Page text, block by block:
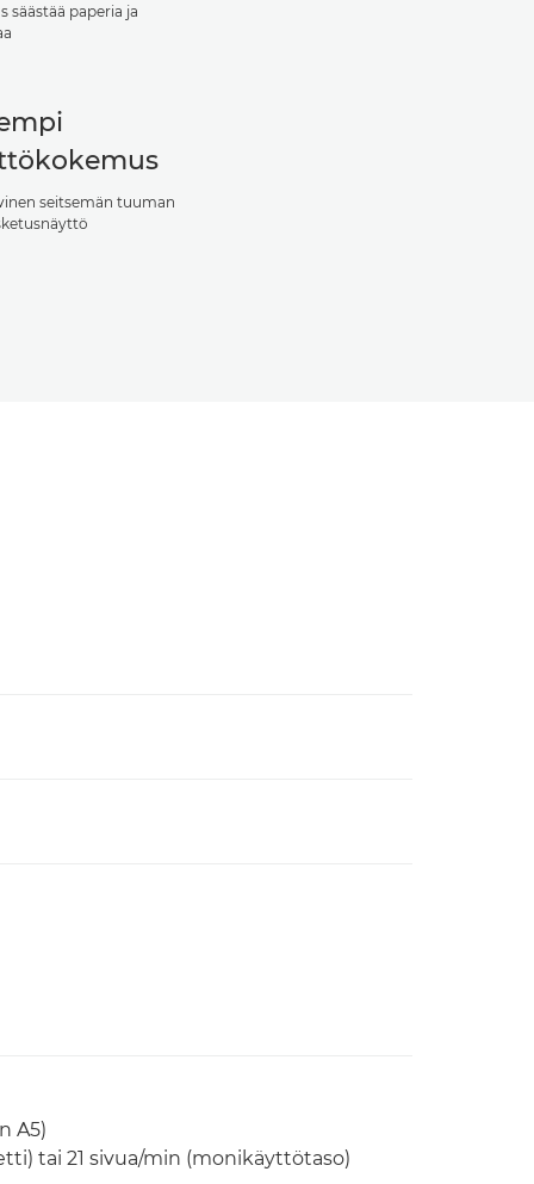
säästää paperia ja
seitsemän tuuman
A5)
tai 21 sivua/min (monikäyttötaso)